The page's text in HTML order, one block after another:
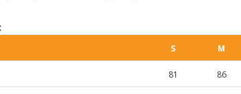
S M
81 86